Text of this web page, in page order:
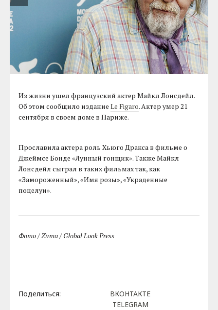
Из жизни ушел французский актер Майкл Лонсдейл.
Об этом сообщило изданиеLe Figaro. Актер умер 21
сентября в своем доме в Париже.
Прославила актера роль Хьюго Дракса в фильме о
Джеймсе Бонде «Лунный гонщик». Также Майкл
Лонсдейл сыграл в таких фильмах так, как
«Замороженный», «Имя розы», «Украденные
поцелуи».
Фото / Zuma / Global Look Press
Поделиться:
ВКОНТАКТЕ
TELEGRAM